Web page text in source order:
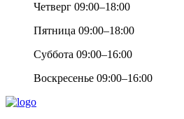
Четверг 09:00–18:00
Пятница 09:00–18:00
Суббота 09:00–16:00
Воскресенье 09:00–16:00